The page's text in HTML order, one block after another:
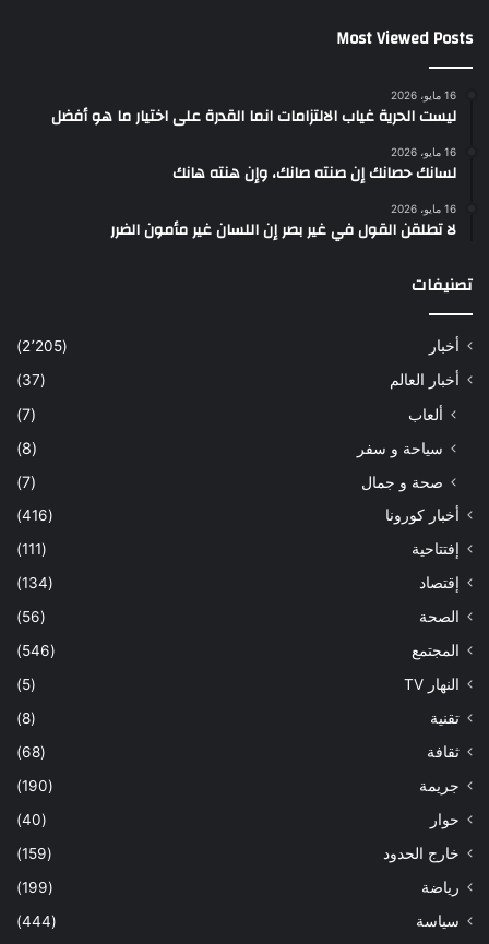
Most Viewed Posts
16 مايو، 2026
ليست الحرية غياب الالتزامات انما القدرة على اختيار ما هو أفضل
16 مايو، 2026
لسانك حصانك إن صنته صانك، وإن هنته هانك
16 مايو، 2026
لا تطلقن القول في غير بصر إن اللسان غير مأمون الضرر
تصنيفات
أخبار
(2٬205)
أخبار العالم
(37)
ألعاب
(7)
سياحة و سفر
(8)
صحة و جمال
(7)
أخبار كورونا
(416)
إفتتاحية
(111)
إقتصاد
(134)
الصحة
(56)
المجتمع
(546)
النهار TV
(5)
تقنية
(8)
ثقافة
(68)
جريمة
(190)
حوار
(40)
خارج الحدود
(159)
رياضة
(199)
سياسة
(444)